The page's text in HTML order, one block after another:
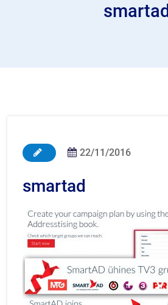
smartad
22/11/2016
smartad